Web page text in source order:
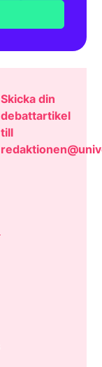
Skicka din
debattartikel
till